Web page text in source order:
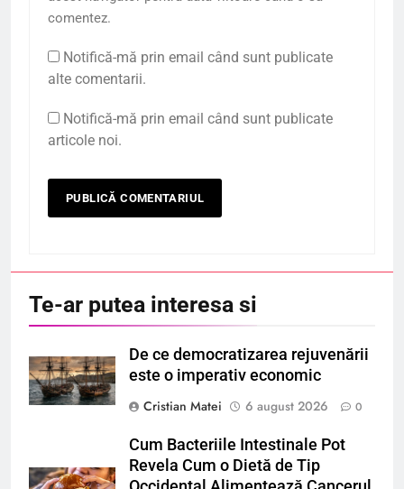
comentez.
Notifică-mă prin email când sunt publicate
alte comentarii.
Notifică-mă prin email când sunt publicate
articole noi.
Te-ar putea interesa si
De ce democratizarea rejuvenării
este o imperativ economic
Cristian Matei
6 august 2026 0
Cum Bacteriile Intestinale Pot
Revela Cum o Dietă de Tip